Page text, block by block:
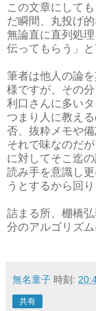
この文章にして
だ瞬間、丸投げ
無論直に直列処
伝ってもらう」
筆者は他人の論
様ですが、その
利口さんに多いタ
つまり人に教える
否、抜粋メモや
それで味なのだ
に対してそこ迄
読み手を意識し
うとするから 回
詰まる所、棚橋
分のアルゴリズム
無名童子 時刻:
共有